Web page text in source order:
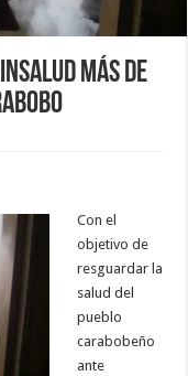
más de
Con el
objetivo de
resguardar la
salud del
pueblo
carabobeño
ante